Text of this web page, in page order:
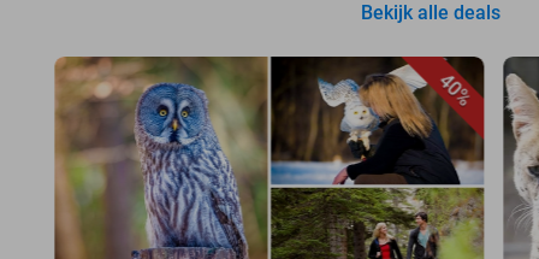
Bekijk alle deals
40%